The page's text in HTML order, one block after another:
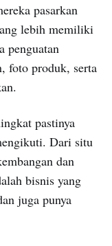
pasarkan
lebih memiliki
penguatan
foto produk, serta
pastinya
Dari situ
dan
bisnis yang
juga punya